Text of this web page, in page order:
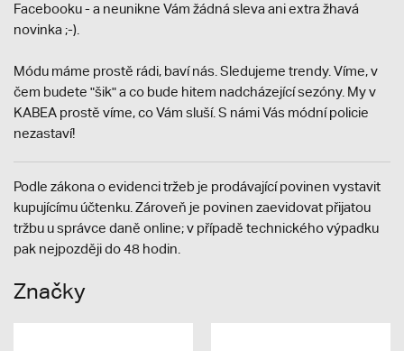
Facebooku - a neunikne Vám žádná sleva ani extra žhavá
novinka ;-).
Módu máme prostě rádi, baví nás. Sledujeme trendy. Víme, v
čem budete "šik" a co bude hitem nadcházející sezóny. My v
KABEA prostě víme, co Vám sluší. S námi Vás módní policie
nezastaví!
Podle zákona o evidenci tržeb je prodávající povinen vystavit
kupujícímu účtenku. Zároveň je povinen zaevidovat přijatou
tržbu u správce daně online; v případě technického výpadku
pak nejpozději do 48 hodin.
Značky